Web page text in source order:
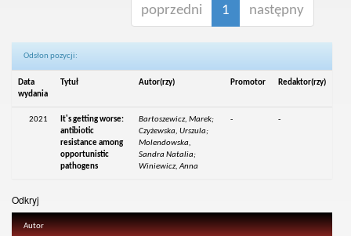
poprzedni 1 następny
Odsłon pozycji:
Data
wydania
Tytuł Autor(rzy) Promotor Redaktor(rzy)
2021
It's getting worse:
antibiotic
resistance among
opportunistic
pathogens
Bartoszewicz, Marek;
Czyżewska, Urszula;
Molendowska,
Sandra Natalia;
Winiewicz, Anna
- -
Odkryj
Autor